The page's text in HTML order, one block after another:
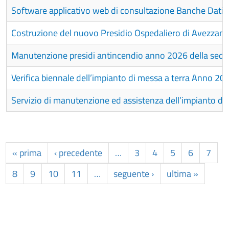
Software applicativo web di consultazione Banche Dati
Costruzione del nuovo Presidio Ospedaliero di Avezzano
Manutenzione presidi antincendio anno 2026 della
Verifica biennale dell’impianto di messa a terra Anno
Servizio di manutenzione ed assistenza dell’impianto
« prima ‹ precedente … 3 4 5 6
7
8
9 10 11 … seguente › ultima »